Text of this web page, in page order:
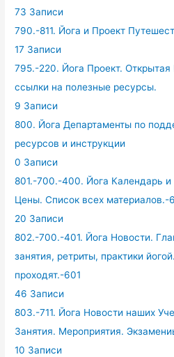
73 Записи
790.-811. Йога и Проект
17 Записи
795.-220. Йога Проект.
ссылки на полезные ресурсы.
9 Записи
800. Йога Департаменты по
ресурсов и инструкции
0 Записи
801.-700.-400. Йога Календарь и
Цены. Список всех материалов.-
20 Записи
802.-700.-401. Йога Новости.
занятия, ретриты, практики
проходят.-601
46 Записи
803.-711. Йога Новости наших
Занятия. Мероприятия.
10 Записи